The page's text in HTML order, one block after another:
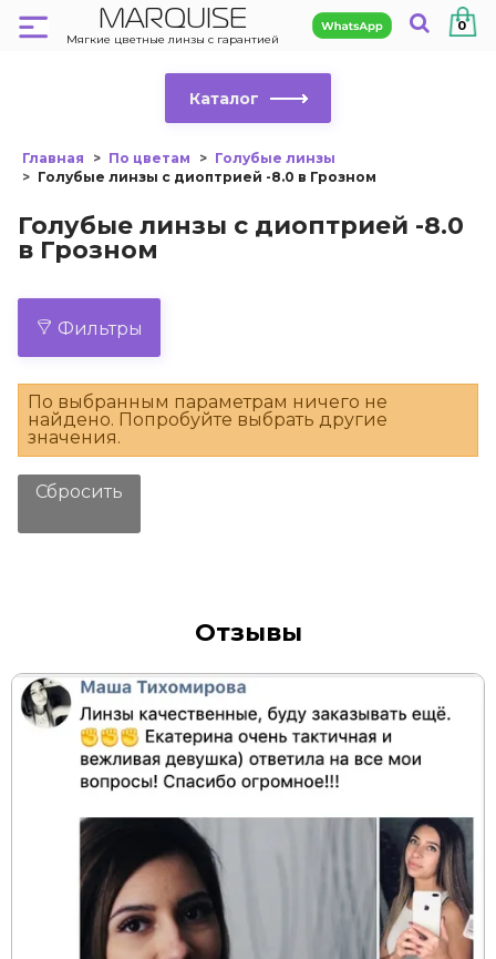
MARQUISE
Мягкие цветные линзы с гарантией
0
Каталог
Главная По цветам
Голубые линзы
Голубые линзы с диоптрией -8.0 в Грозном
Голубые линзы с диоптрией -8.0
в Грозном
Фильтры
По выбранным параметрам ничего не
найдено. Попробуйте выбрать другие
значения.
Сбросить
Отзывы